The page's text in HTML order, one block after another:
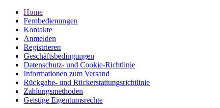
Home
Fernbedienungen
Kontakte
Anmelden
Registrieren
Geschäftsbedingungen
Datenschutz- und Cookie-Richtlinie
Informationen zum Versand
Rückgabe- und Rückerstattungsrichtlinie
Zahlungsmethoden
Geistige Eigentumsrechte